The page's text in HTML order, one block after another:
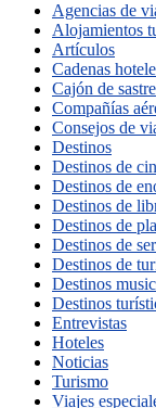
Agencias de
Alojamientos
Artículos
Cadenas
Cajón de sastre
Compañías
Consejos de
Destinos
Destinos de
Destinos de
Destinos de
Destinos de
Destinos de
Destinos de
Destinos
Destinos
Entrevistas
Hoteles
Noticias
Turismo
Viajes